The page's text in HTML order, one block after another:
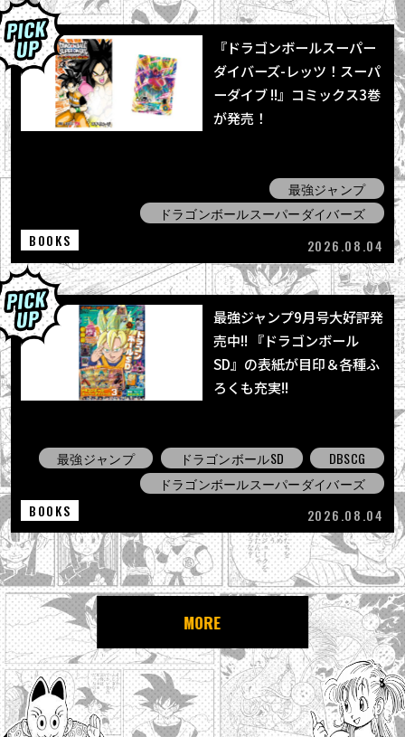
『ドラゴンボールスーパー
ダイバーズ-レッツ！スーパ
ーダイブ !!』コミックス3巻
が発売！
最強ジャンプ
ドラゴンボールスーパーダイバーズ
BOOKS
2026.08.04
最強ジャンプ9月号大好評発
売中!! 『ドラゴンボール
SD』の表紙が目印＆各種ふ
ろくも充実!!
最強ジャンプ ドラゴンボールSD
DBSCG
ドラゴンボールスーパーダイバーズ
BOOKS
2026.08.04
MORE